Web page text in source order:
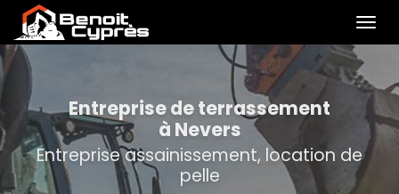
Aller
au
contenu
principal
Entreprise de terrassement
à Nevers
Entreprise assainissement, location de
pelle